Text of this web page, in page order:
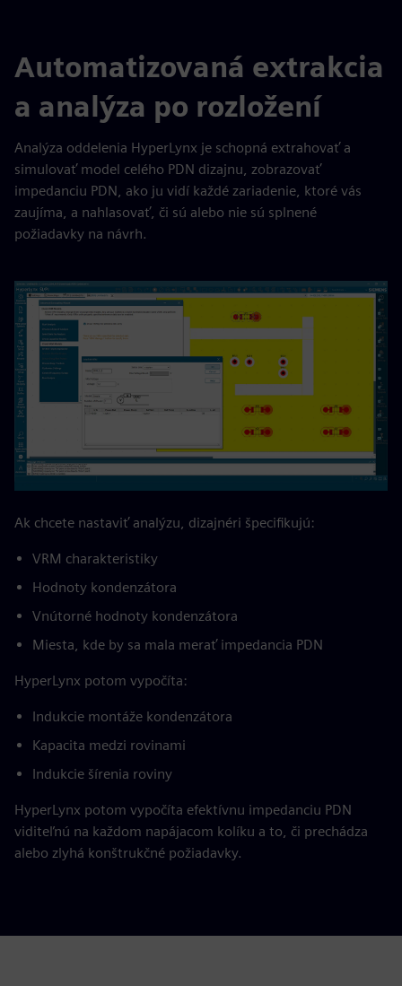
Automatizovaná extrakcia
a analýza po rozložení
Analýza oddelenia HyperLynx je schopná extrahovať a
simulovať model celého PDN dizajnu, zobrazovať
impedanciu PDN, ako ju vidí každé zariadenie, ktoré vás
zaujíma, a nahlasovať, či sú alebo nie sú splnené
požiadavky na návrh.
Ak chcete nastaviť analýzu, dizajnéri špecifikujú:
VRM charakteristiky
Hodnoty kondenzátora
Vnútorné hodnoty kondenzátora
Miesta, kde by sa mala merať impedancia PDN
HyperLynx potom vypočíta:
Indukcie montáže kondenzátora
Kapacita medzi rovinami
Indukcie šírenia roviny
HyperLynx potom vypočíta efektívnu impedanciu PDN
viditeľnú na každom napájacom kolíku a to, či prechádza
alebo zlyhá konštrukčné požiadavky.